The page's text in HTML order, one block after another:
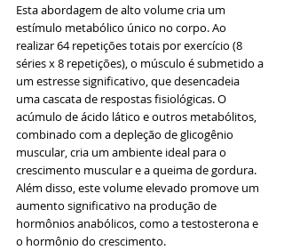
Esta abordagem de alto volume cria um
estímulo metabólico único no corpo. Ao
realizar 64 repetições totais por exercício (8
séries x 8 repetições), o músculo é submetido a
um estresse significativo, que desencadeia
uma cascata de respostas fisiológicas. O
acúmulo de ácido lático e outros metabólitos,
combinado com a depleção de glicogênio
muscular, cria um ambiente ideal para o
crescimento muscular e a queima de gordura.
Além disso, este volume elevado promove um
aumento significativo na produção de
hormônios anabólicos, como a testosterona e
o hormônio do crescimento.